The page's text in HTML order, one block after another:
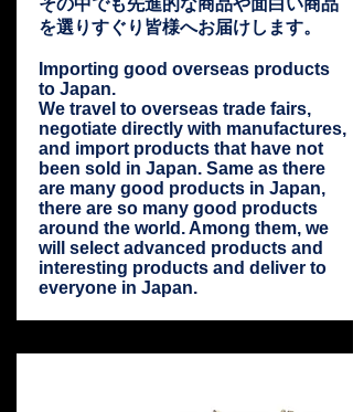
その中でも先進的な商品や面白い商品
を選りすぐり皆様へお届けします。
Importing good overseas products
to Japan.
We travel to overseas trade fairs,
negotiate directly with manufactures,
and import products that have not
been sold in Japan. Same as there
are many good products in Japan,
there are so many good products
around the world. Among them, we
will select advanced products and
interesting products and deliver to
everyone in Japan.